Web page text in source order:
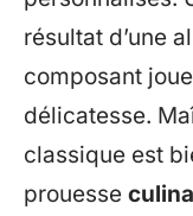
résultat d’une
composant
délicatesse.
classique est
prouesse